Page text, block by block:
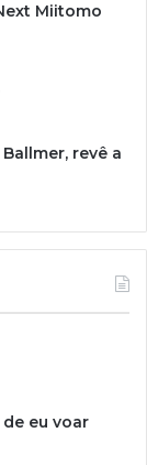
Miitomo
revê a
eu voar